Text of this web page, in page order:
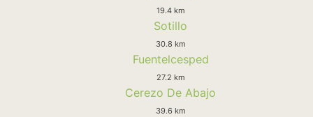
19.4 km
Sotillo
30.8 km
Fuentelcesped
27.2 km
Cerezo De Abajo
39.6 km